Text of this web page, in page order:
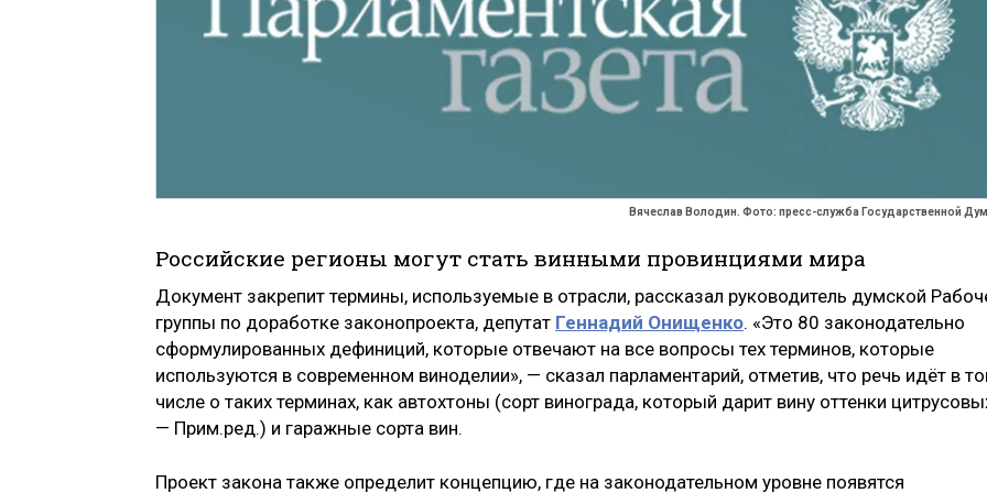
Вячеслав Володин. Фото: пресс-служба Государственной
Российские регионы могут стать винными провинциями мира
Документ закрепит термины, используемые в отрасли, рассказал руководитель думской
группы по доработке законопроекта, депутат Геннадий Онищенко. «Это 80 законодательно
сформулированных дефиниций, которые отвечают на все вопросы тех терминов, которые
используются в современном виноделии», — сказал парламентарий, отметив, что речь идёт в
числе о таких терминах, как автохтоны (сорт винограда, который дарит вину оттенки
— Прим.ред.) и гаражные сорта вин.
Проект закона также определит концепцию, где на законодательном уровне появятся